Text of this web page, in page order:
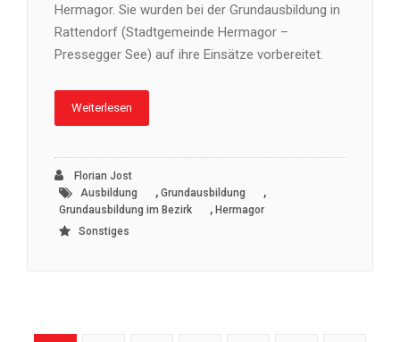
Hermagor. Sie wurden bei der Grundausbildung in
Rattendorf (Stadtgemeinde Hermagor –
Pressegger See) auf ihre Einsätze vorbereitet.
Weiterlesen
Florian Jost
Ausbildung
, Grundausbildung ,
Grundausbildung im Bezirk , Hermagor
Sonstiges